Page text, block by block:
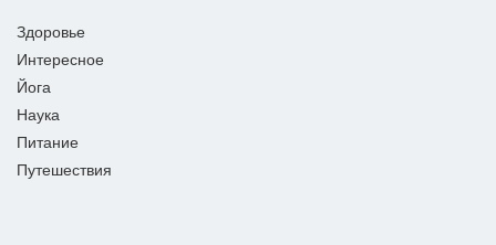
Здоровье
Интересное
Йога
Наука
Питание
Путешествия